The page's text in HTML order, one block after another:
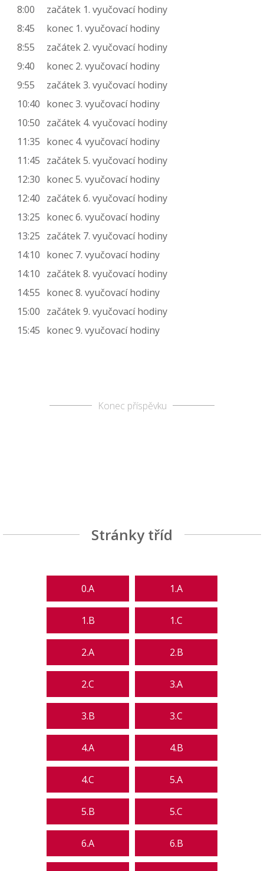
8:00
začátek 1. vyučovací hodiny
8:45
konec 1. vyučovací hodiny
8:55
začátek 2. vyučovací hodiny
9:40
konec 2. vyučovací hodiny
9:55
začátek 3. vyučovací hodiny
10:40 konec 3. vyučovací hodiny
10:50 začátek 4. vyučovací hodiny
11:35 konec 4. vyučovací hodiny
11:45 začátek 5. vyučovací hodiny
12:30 konec 5. vyučovací hodiny
12:40 začátek 6. vyučovací hodiny
13:25 konec 6. vyučovací hodiny
13:25 začátek 7. vyučovací hodiny
14:10 konec 7. vyučovací hodiny
14:10 začátek 8. vyučovací hodiny
14:55 konec 8. vyučovací hodiny
15:00 začátek 9. vyučovací hodiny
15:45 konec 9. vyučovací hodiny
Konec příspěvku
Stránky tříd
0.A 1.A
1.B 1.C
2.A 2.B
2.C 3.A
3.B 3.C
4.A 4.B
4.C 5.A
5.B 5.C
6.A 6.B